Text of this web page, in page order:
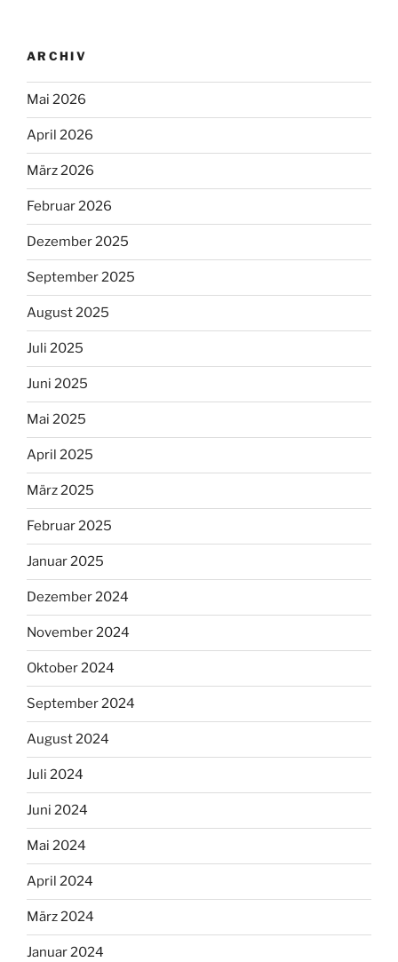
ARCHIV
Mai 2026
April 2026
März 2026
Februar 2026
Dezember 2025
September 2025
August 2025
Juli 2025
Juni 2025
Mai 2025
April 2025
März 2025
Februar 2025
Januar 2025
Dezember 2024
November 2024
Oktober 2024
September 2024
August 2024
Juli 2024
Juni 2024
Mai 2024
April 2024
März 2024
Januar 2024